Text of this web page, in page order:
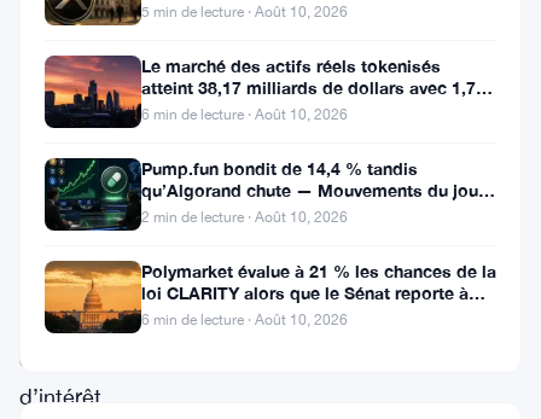
des
hausses.
Cette
augmentation
prix
dans
contexte
d’intérêt
le prix teste le support à 1
5 min de lecture · Août 10, 2026
Le marché des actifs réels tokenisés
atteint 38,17 milliards de dollars avec 1,7
million de détenteurs
6 min de lecture · Août 10, 2026
Pump.fun bondit de 14,4 % tandis
qu’Algorand chute — Mouvements du jour
10 août
2 min de lecture · Août 10, 2026
Polymarket évalue à 21 % les chances de la
loi CLARITY alors que le Sénat reporte à
septembre
6 min de lecture · Août 10, 2026